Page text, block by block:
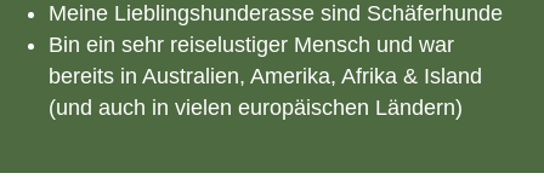
Meine Lieblingshunderasse sind Schäferhunde
Bin ein sehr reiselustiger Mensch und war
bereits in Australien, Amerika, Afrika & Island
(und auch in vielen europäischen Ländern)